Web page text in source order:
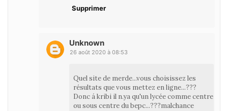
Supprimer
Unknown
26 août 2020 à 08:53
Quel site de merde...vous choisissez les
résultats que vous mettez en ligne...???
Donc á kribi il n.ya qu'un lycée comme centre
ou sous centre du bepc...???malchance